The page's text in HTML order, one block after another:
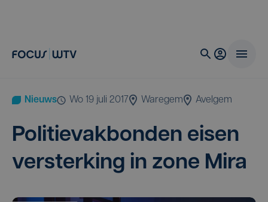
Nieuws wo 19 juli 2017 Waregem Avelgem
Poli­tie­vak­bon­den eisen
ver­ster­king in zone Mira